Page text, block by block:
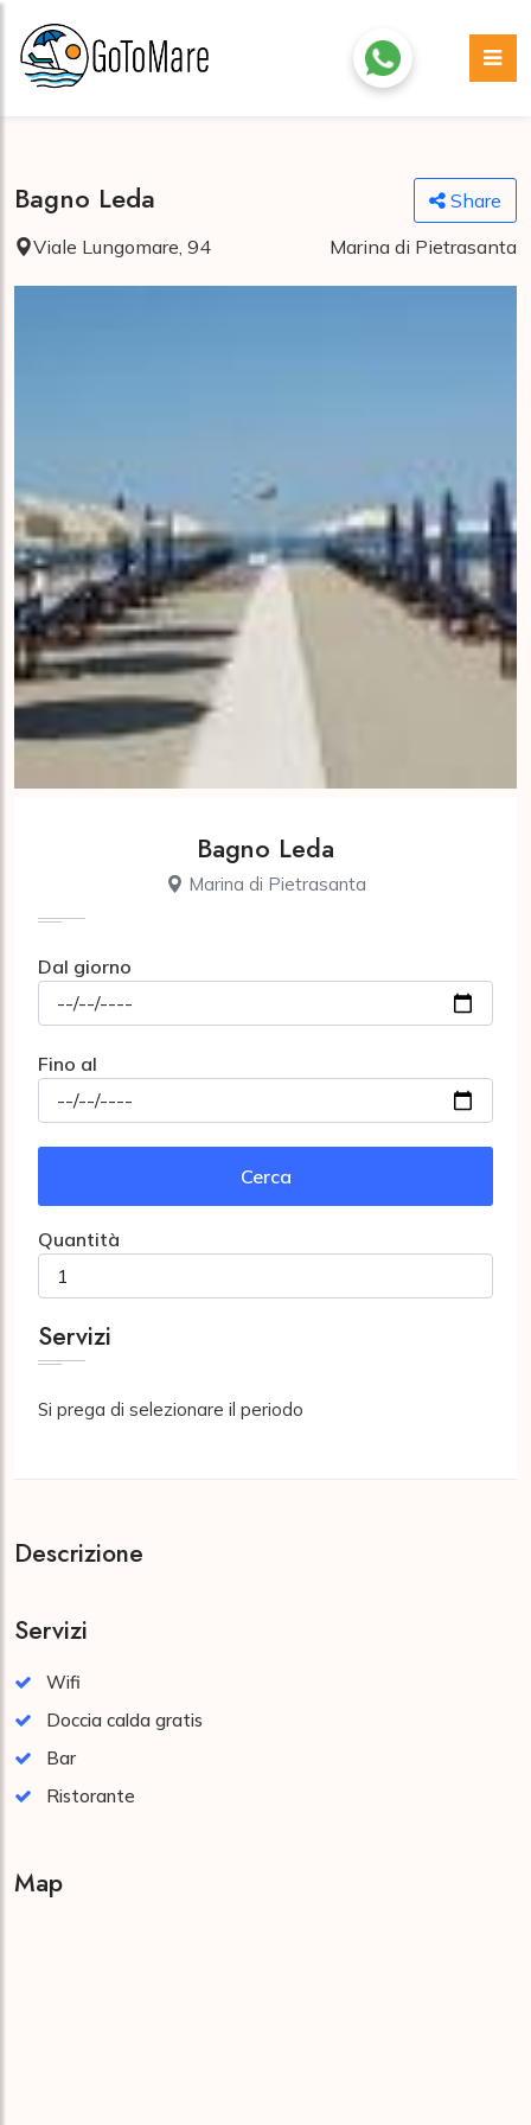
Bagno Leda
Share
Viale Lungomare, 94
Marina di Pietrasanta
Bagno Leda
Marina di Pietrasanta
Dal giorno
Fino al
Cerca
Quantità
Servizi
Si prega di selezionare il periodo
Descrizione
Servizi
Wifi
Doccia calda gratis
Bar
Ristorante
Map